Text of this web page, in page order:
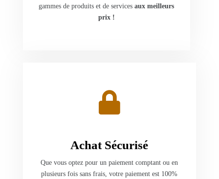
gammes de produits et de servicesaux meilleurs
prix !
Achat Sécurisé
Que vous optez pour un paiement comptant ou en
plusieurs fois sans frais, votre paiement est 100%